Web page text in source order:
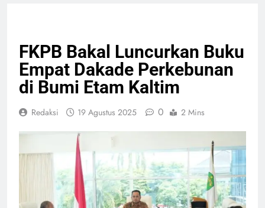
FKPB Bakal Luncurkan Buku
Empat Dakade Perkebunan
di Bumi Etam Kaltim
Redaksi 19 Agustus 2025 0 2 Mins